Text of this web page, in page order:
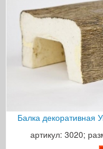
Балка декоративная
артикул: 3020;